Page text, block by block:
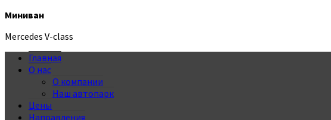
Миниван
Mercedes V-class
Главная
О нас
О компании
Наш автопарк
Цены
Направления